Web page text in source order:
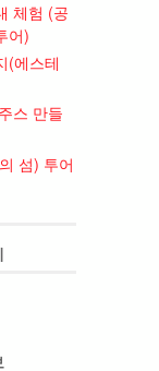
체험 (공
어)
(에스테
스 만들
섬) 투어